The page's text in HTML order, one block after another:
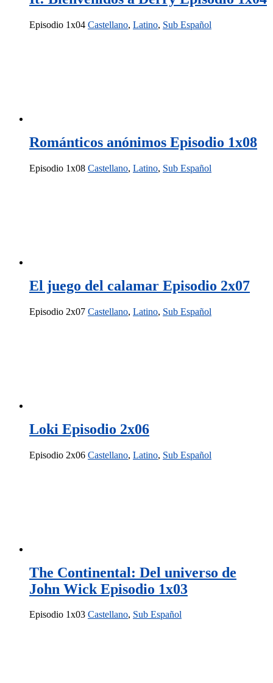
Episodio 1x04 Castellano, Latino, Sub Español
Románticos anónimos Episodio 1x08
Episodio 1x08 Castellano, Latino, Sub Español
El juego del calamar Episodio 2x07
Episodio 2x07 Castellano, Latino, Sub Español
Loki Episodio 2x06
Episodio 2x06 Castellano, Latino, Sub Español
The Continental: Del universo de
John Wick Episodio 1x03
Episodio 1x03 Castellano, Sub Español